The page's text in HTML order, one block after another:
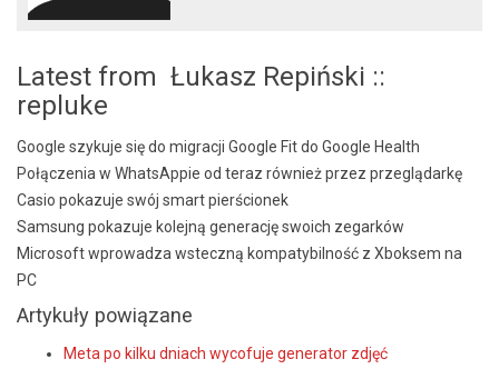
Latest from Łukasz Repiński ::
repluke
Google szykuje się do migracji Google Fit do Google Health
Połączenia w WhatsAppie od teraz również przez przeglądarkę
Casio pokazuje swój smart pierścionek
Samsung pokazuje kolejną generację swoich zegarków
Microsoft wprowadza wsteczną kompatybilność z Xboksem na
PC
Artykuły powiązane
Meta po kilku dniach wycofuje generator zdjęć